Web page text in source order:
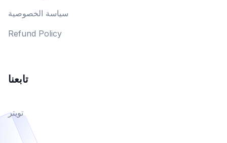
سياسة الخصوصية
Refund Policy
تابعنا
تويتر